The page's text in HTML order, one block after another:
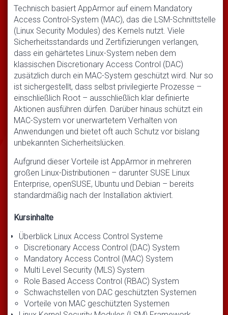
Technisch basiert AppArmor auf einem Mandatory
Access Control-System (MAC), das die LSM-Schnittstelle
(Linux Security Modules) des Kernels nutzt. Viele
Sicherheitsstandards und Zertifizierungen verlangen,
dass ein gehärtetes Linux-System neben dem
klassischen Discretionary Access Control (DAC)
zusätzlich durch ein MAC-System geschützt wird. Nur so
ist sichergestellt, dass selbst privilegierte Prozesse –
einschließlich Root – ausschließlich klar definierte
Aktionen ausführen dürfen. Darüber hinaus schützt ein
MAC-System vor unerwartetem Verhalten von
Anwendungen und bietet oft auch Schutz vor bislang
unbekannten Sicherheitslücken.
Aufgrund dieser Vorteile ist AppArmor in mehreren
großen Linux-Distributionen – darunter SUSE Linux
Enterprise, openSUSE, Ubuntu und Debian – bereits
standardmäßig nach der Installation aktiviert.
Kursinhalte
Überblick Linux Access Control Systeme
Discretionary Access Control (DAC) System
Mandatory Access Control (MAC) System
Multi Level Security (MLS) System
Role Based Access Control (RBAC) System
Schwachstellen von DAC geschützten Systemen
Vorteile von MAC geschützten Systemen